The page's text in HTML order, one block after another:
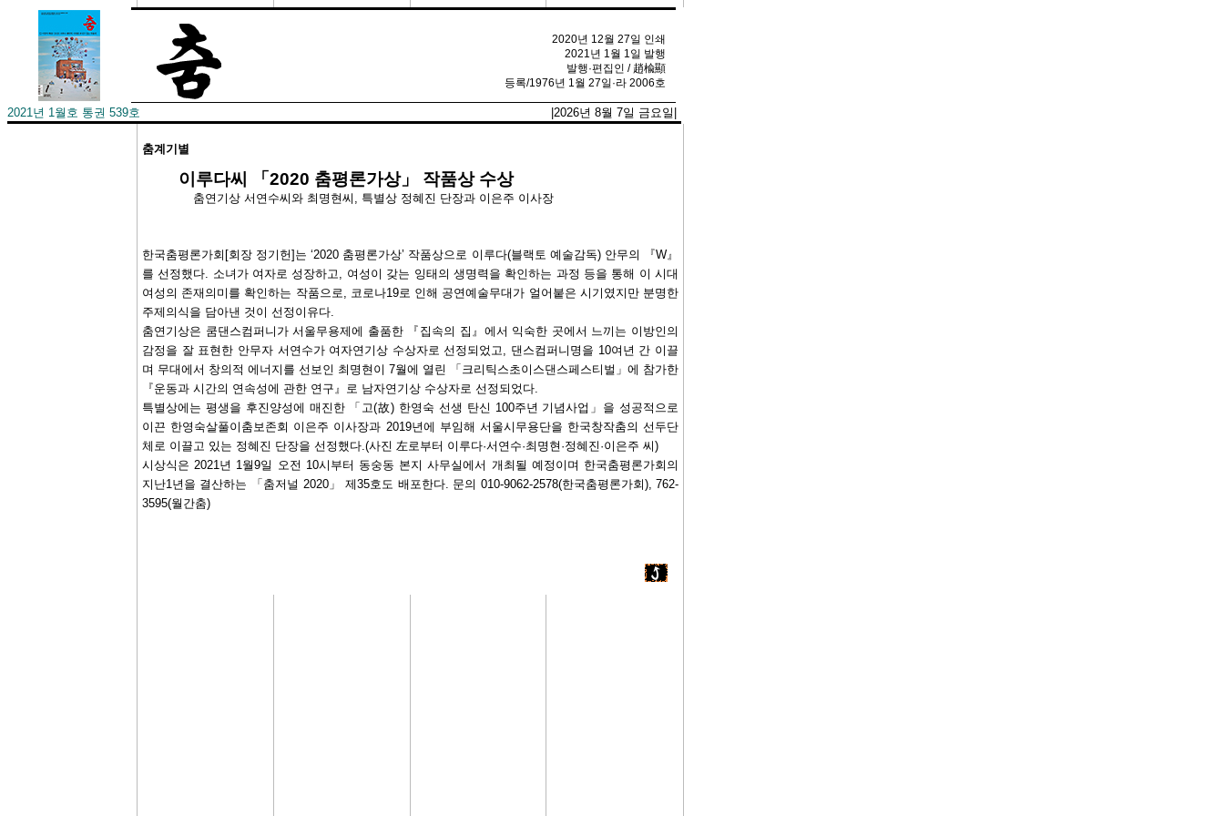
2020년 12월 27일 인쇄
2021년 1월 1일 발행
발행·편집인 / 趙楡顯
등록/1976년 1월 27일·라 2006호
2021년 1월호 통권 539호 |2026년 8월 7일 금요일|
춤계기별
이루다씨 「2020 춤평론가상」 작품상 수상
춤연기상 서연수씨와 최명현씨, 특별상 정혜진 단장과 이은주 이사장
한국춤평론가회[회장 정기헌]는 ‘2020 춤평론가상’ 작품상으로 이루다(블랙토 예술감독) 안무의 『W』
를 선정했다. 소녀가 여자로 성장하고, 여성이 갖는 잉태의 생명력을 확인하는 과정 등을 통해 이 시대
여성의 존재의미를 확인하는 작품으로, 코로나19로 인해 공연예술무대가 얼어붙은 시기였지만 분명한
주제의식을 담아낸 것이 선정이유다.
춤연기상은 쿰댄스컴퍼니가 서울무용제에 출품한 『집속의 집』에서 익숙한 곳에서 느끼는 이방인의
감정을 잘 표현한 안무자 서연수가 여자연기상 수상자로 선정되었고, 댄스컴퍼니명을 10여년 간 이끌
며 무대에서 창의적 에너지를 선보인 최명현이 7월에 열린 「크리틱스초이스댄스페스티벌」에 참가한
『운동과 시간의 연속성에 관한 연구』로 남자연기상 수상자로 선정되었다.
특별상에는 평생을 후진양성에 매진한 「고(故) 한영숙 선생 탄신 100주년 기념사업」을 성공적으로
이끈 한영숙살풀이춤보존회 이은주 이사장과 2019년에 부임해 서울시무용단을 한국창작춤의 선두단
체로 이끌고 있는 정혜진 단장을 선정했다.(사진 左로부터 이루다·서연수·최명현·정혜진·이은주 씨)
시상식은 2021년 1월9일 오전 10시부터 동숭동 본지 사무실에서 개최될 예정이며 한국춤평론가회의
지난1년을 결산하는 「춤저널 2020」 제35호도 배포한다. 문의 010-9062-2578(한국춤평론가회), 762-
3595(월간춤)